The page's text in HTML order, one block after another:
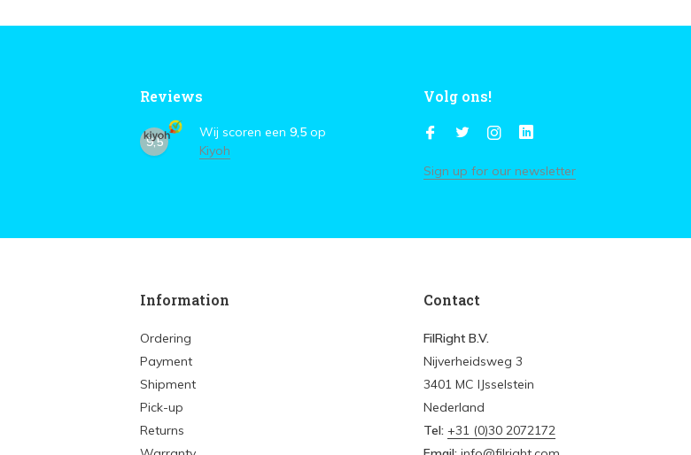
Reviews
9,5
Wij scoren een 9,5 op
Kiyoh
Volg ons!
Sign up for our newsletter
Information
Ordering
Payment
Shipment
Pick-up
Returns
Contact
FilRight B.V.
Nijverheidsweg 3
3401 MC IJsselstein
Nederland
Tel: +31 (0)30 2072172